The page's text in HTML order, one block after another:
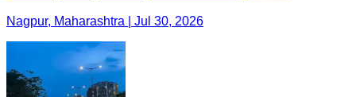
Nagpur, Maharashtra | Jul 30, 2026